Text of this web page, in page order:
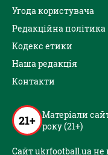
Угода користувача
Редакційна політика
Кодекс етики
Наша редакція
Контакти
21+ Матеріали
року (21+)
Сайт ukrfootball.ua не